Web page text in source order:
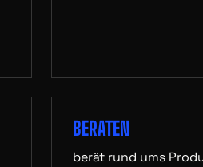
BERATEN
berät rund ums